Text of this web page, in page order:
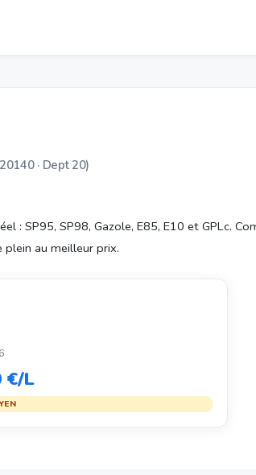
· Dept 20)
: SP95, SP98, Gazole, E85, E10 et GPLc.
au meilleur prix.
€/L